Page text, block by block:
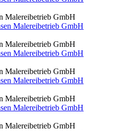
Malereibetrieb GmbH
Malereibetrieb GmbH
Malereibetrieb GmbH
Malereibetrieb GmbH
Malereibetrieb GmbH